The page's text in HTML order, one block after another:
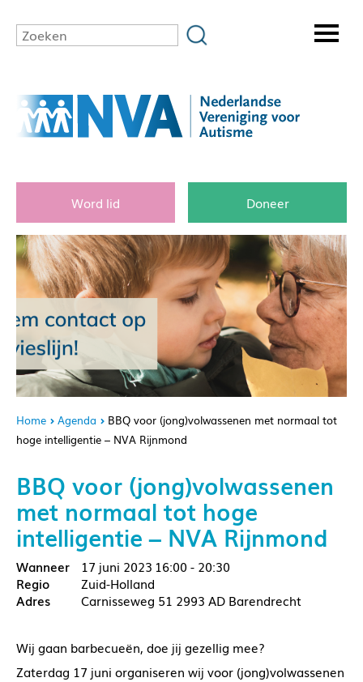
Word lid Doneer
Home Agenda
BBQ voor (jong)volwassenen met normaal tot
hoge intelligentie – NVA Rijnmond
BBQ voor (jong)volwassenen
met normaal tot hoge
intelligentie – NVA Rijnmond
17 juni 2023 16:00 - 20:30
Zuid-Holland
Carnisseweg 51 2993 AD Barendrecht
Wij gaan barbecueën, doe jij gezellig mee?
Zaterdag 17 juni organiseren wij voor (jong)volwassenen